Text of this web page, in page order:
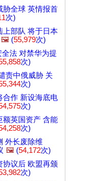
胁全球 英情报首
次)
上部队 将于日本
🖼️ (55,979次)
法 对禁华为提
次)
责中俄威胁 关
次)
合作 新设海底电
次)
额英国资产 含能
次)
外长废除维
🖼️ (54,172次)
协议后 欧盟再颁
次)